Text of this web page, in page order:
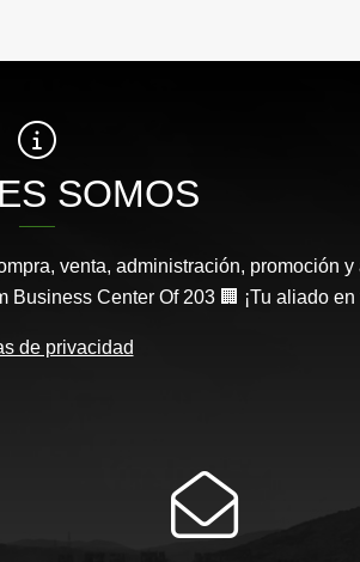
SOMOS
venta, administración, promoción y
Center Of 203 🏢 ¡Tu aliado en
de privacidad